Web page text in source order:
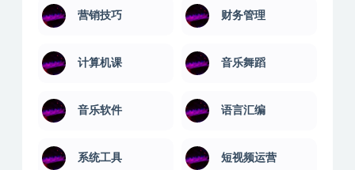
营销技巧 财务管理
计算机课 音乐舞蹈
音乐软件 语言汇编
系统工具 短视频运营